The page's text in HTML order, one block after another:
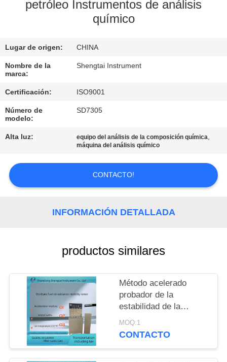
CALIDAD
ÉNTRENOS
EN
CONTACTO
CON
PIDA
UNA
PRIVACY
POLICY
petróleo Instrumentos de análisis
químico
Lugar de origen: CHINA
Nombre de la
marca:
Shengtai Instrument
Certificación: ISO9001
Número de
modelo:
SD7305
Alta luz: equipo del análisis de la composición química,
máquina del análisis químico
CONTACTO!
INFORMACIÓN DETALLADA
productos similares
Método acelerado
probador de la
estabilidad de la
oxidación del aceite
combustible del
MOQ:1
CONTACTO